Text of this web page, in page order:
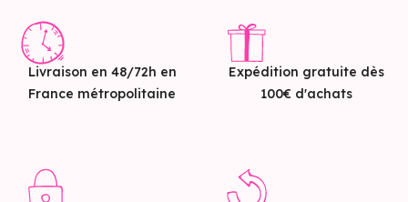
Livraison en 48/72h en
France métropolitaine
Expédition gratuite dès
100€ d'achats